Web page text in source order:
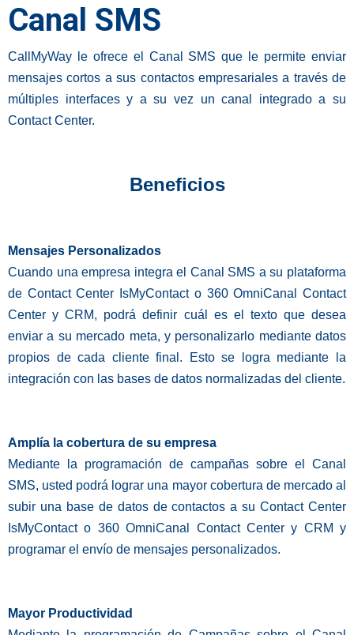
Canal SMS
CallMyWay le ofrece el Canal SMS que le permite enviar
mensajes cortos a sus contactos empresariales a través de
múltiples interfaces y a su vez un canal integrado a su
Contact Center.
Beneficios
Mensajes Personalizados
Cuando una empresa integra el Canal SMS a su plataforma
de Contact Center IsMyContact o 360 OmniCanal Contact
Center y CRM, podrá definir cuál es el texto que desea
enviar a su mercado meta, y personalizarlo mediante datos
propios de cada cliente final. Esto se logra mediante la
integración con las bases de datos normalizadas del cliente.
Amplía la cobertura de su empresa
Mediante la programación de campañas sobre el Canal
SMS, usted podrá lograr una mayor cobertura de mercado al
subir una base de datos de contactos a su Contact Center
IsMyContact o 360 OmniCanal Contact Center y CRM y
programar el envío de mensajes personalizados.
Mayor Productividad